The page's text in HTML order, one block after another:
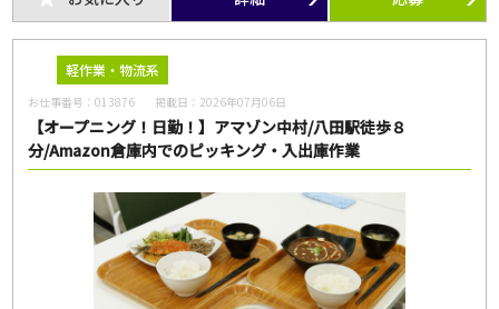
軽作業・物流系
お仕事番号：013876 掲載日： 2026年07月06日
【オープニング！日勤！】アマゾン中村/八田駅徒歩８
分/Amazon倉庫内でのピッキング・入出庫作業
この条件のお仕事数
205
この条件で検索
全ての条件をクリア